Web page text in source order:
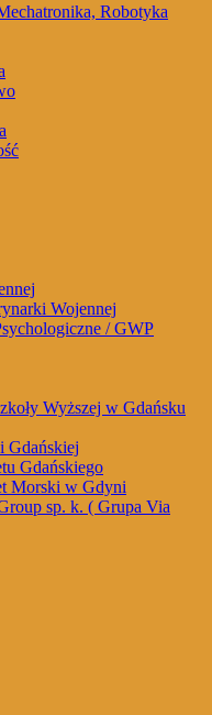
Robotyka
Wojennej
/ GWP
Wyższej w Gdańsku
Gdańskiej
Gdańskiego
Morski w Gdyni
sp. k. ( Grupa Via